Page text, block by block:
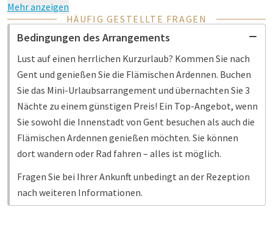
Mehr anzeigen
HÄUFIG GESTELLTE FRAGEN
Bedingungen des Arrangements
Lust auf einen herrlichen Kurzurlaub? Kommen Sie nach
Gent und genießen Sie die Flämischen Ardennen. Buchen
Sie das Mini-Urlaubsarrangement und übernachten Sie 3
Nächte zu einem günstigen Preis! Ein Top-Angebot, wenn
Sie sowohl die Innenstadt von Gent besuchen als auch die
Flämischen Ardennen genießen möchten. Sie können
dort wandern oder Rad fahren – alles ist möglich.
Fragen Sie bei Ihrer Ankunft unbedingt an der Rezeption
nach weiteren Informationen.